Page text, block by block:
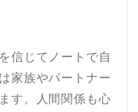
信じてノートで自
家族やパートナー
す。人間関係も心